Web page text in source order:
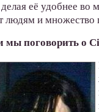
её удобнее во
людям и
поговорить о